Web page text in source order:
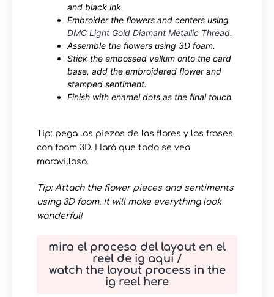
and black ink.
Embroider the flowers and centers using
DMC Light Gold Diamant Metallic Thread.
Assemble the flowers using 3D foam.
Stick the embossed vellum onto the card
base, add the embroidered flower and
stamped sentiment.
Finish with enamel dots as the final touch.
Tip: pega las piezas de las flores y las frases
con foam 3D. Hará que todo se vea
maravilloso.
Tip: Attach the flower pieces and sentiments
using 3D foam. It will make everything look
wonderful!
mira el proceso del layout en el
reel de ig aquí /
watch the layout process in the
ig reel here